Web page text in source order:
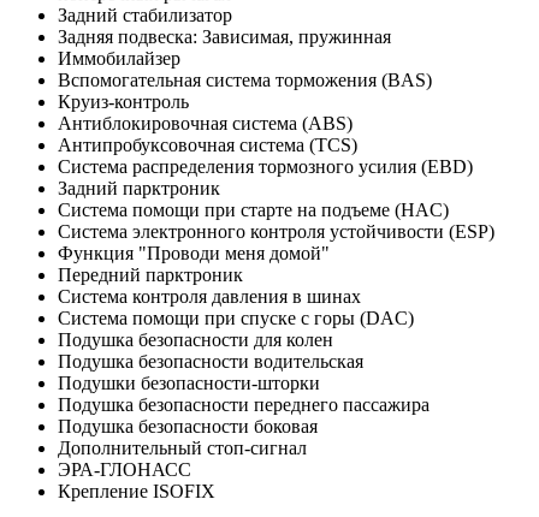
Задний стабилизатор
Задняя подвеска: Зависимая, пружинная
Иммобилайзер
Вспомогательная система торможения (BAS)
Круиз-контроль
Антиблокировочная система (ABS)
Антипробуксовочная система (TCS)
Система распределения тормозного усилия (EBD)
Задний парктроник
Система помощи при старте на подъеме (HAC)
Система электронного контроля устойчивости (ESP)
Функция "Проводи меня домой"
Передний парктроник
Система контроля давления в шинах
Система помощи при спуске с горы (DAC)
Подушка безопасности для колен
Подушка безопасности водительская
Подушки безопасности-шторки
Подушка безопасности переднего пассажира
Подушка безопасности боковая
Дополнительный стоп-сигнал
ЭРА-ГЛОНАСС
Крепление ISOFIX